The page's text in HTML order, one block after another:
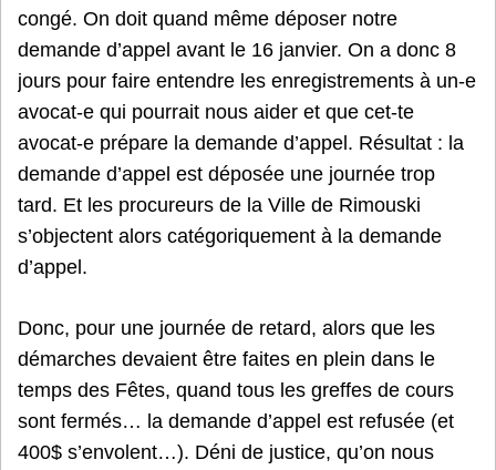
congé. On doit quand même déposer notre
demande d’appel avant le 16 janvier. On a donc 8
jours pour faire entendre les enregistrements à un-e
avocat-e qui pourrait nous aider et que cet-te
avocat-e prépare la demande d’appel. Résultat : la
demande d’appel est déposée une journée trop
tard. Et les procureurs de la Ville de Rimouski
s’objectent alors catégoriquement à la demande
d’appel.
Donc, pour une journée de retard, alors que les
démarches devaient être faites en plein dans le
temps des Fêtes, quand tous les greffes de cours
sont fermés… la demande d’appel est refusée (et
400$ s’envolent…). Déni de justice, qu’on nous